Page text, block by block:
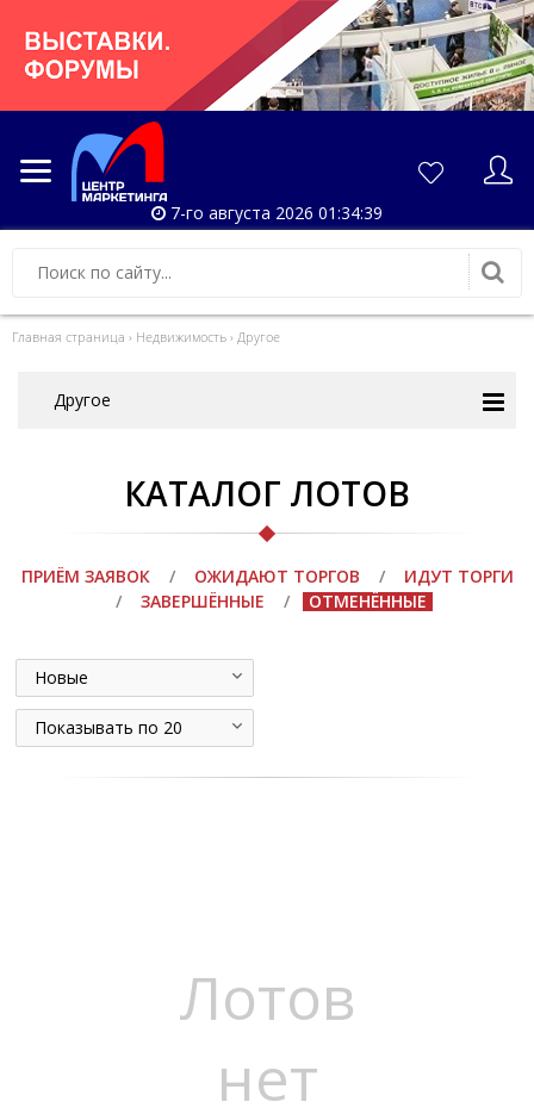
7-го августа 2026 01:34:40
Главная страница › Недвижимость › Другое
Другое
КАТАЛОГ ЛОТОВ
ПРИЁМ ЗАЯВОК / ОЖИДАЮТ ТОРГОВ /
ИДУТ ТОРГИ
/
ЗАВЕРШЁННЫЕ / ОТМЕНЁННЫЕ
Новые
Показывать по 20
Лотов
нет